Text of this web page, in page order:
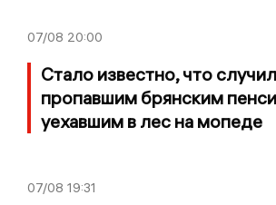
07/08 20:00
Стало известно, что
пропавшим брянским
уехавшим в лес на мопеде
07/08 19:31